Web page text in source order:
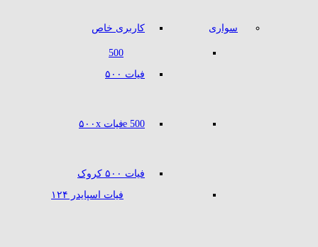
کاربری خاص سواری
500
فیات ۵۰۰
500 e
فیات ۵۰۰ کروک
فیات ۵۰۰x
فیات اسپایدر ۱۲۴